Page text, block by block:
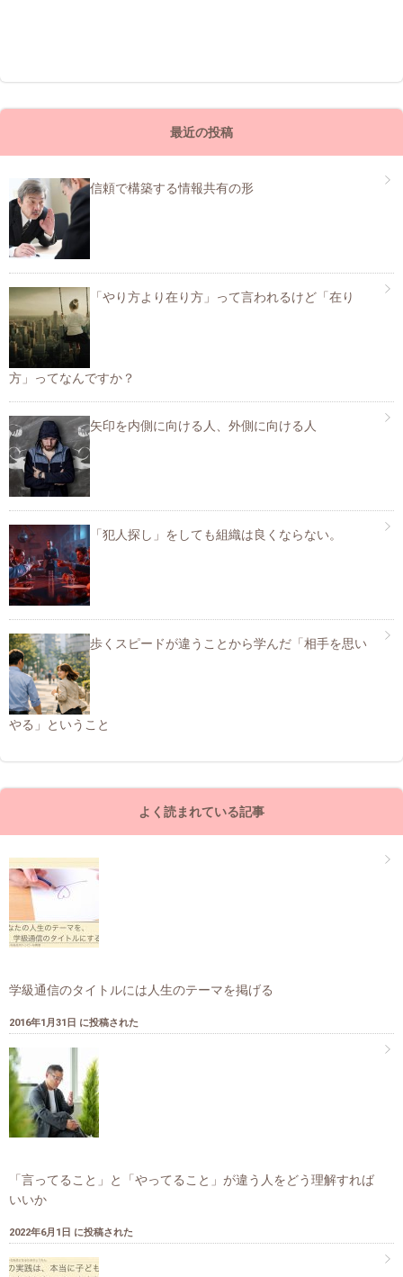
最近の投稿
信頼で構築する情報共有の形
「やり方より在り方」って言われるけど「在り
方」ってなんですか？
矢印を内側に向ける人、外側に向ける人
「犯人探し」をしても組織は良くならない。
歩くスピードが違うことから学んだ「相手を思い
やる」ということ
よく読まれている記事
学級通信のタイトルには人生のテーマを掲げる
2016年1月31日 に投稿された
「言ってること」と「やってること」が違う人をどう理解すれば
いいか
2022年6月1日 に投稿された